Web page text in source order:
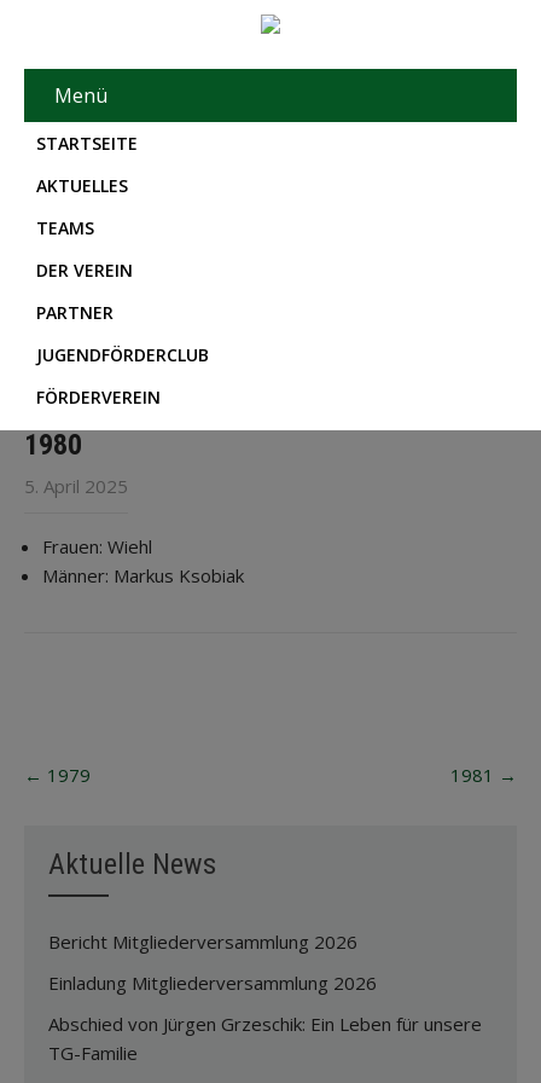
Menü
STARTSEITE
AKTUELLES
TEAMS
DER VEREIN
PARTNER
JUGENDFÖRDERCLUB
FÖRDERVEREIN
1980
5. April 2025
Frauen: Wiehl
Männer: Markus Ksobiak
navigation
← 1979 1981 →
Aktuelle News
Bericht Mitgliederversammlung 2026
Einladung Mitgliederversammlung 2026
Abschied von Jürgen Grzeschik: Ein Leben für unsere
TG-Familie